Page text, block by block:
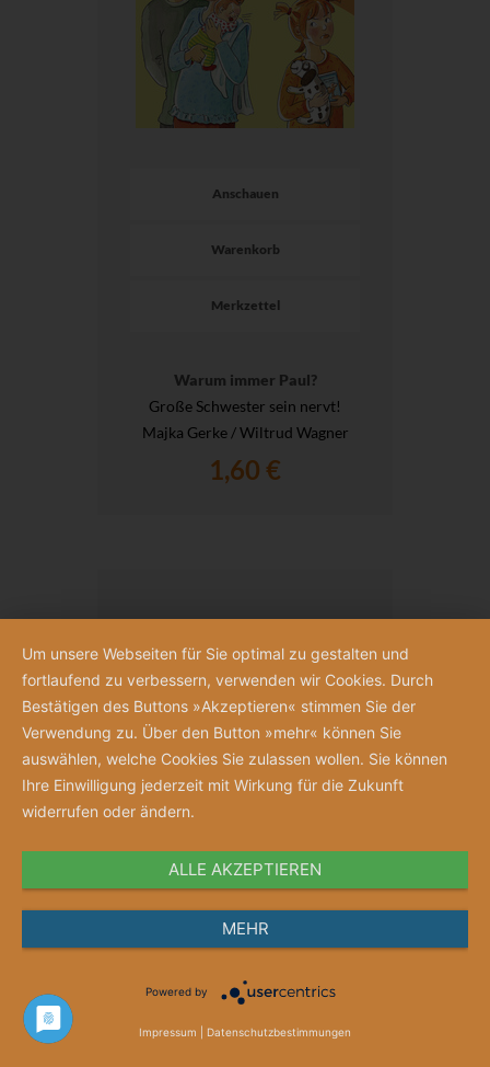
Anschauen
Warenkorb
Merkzettel
Warum immer Paul?
Große Schwester sein nervt!
Majka Gerke / Wiltrud Wagner
1,60 €
Anschauen
Merkzettel
Gutschein „Jubelnde Schwestern“
Um unsere Webseiten für Sie optimal zu gestalten und
fortlaufend zu verbessern, verwenden wir Cookies. Durch
Bestätigen des Buttons »Akzeptieren« stimmen Sie der
Verwendung zu. Über den Button »mehr« können Sie
auswählen, welche Cookies Sie zulassen wollen. Sie können
Ihre Einwilligung jederzeit mit Wirkung für die Zukunft
widerrufen oder ändern.
ALLE AKZEPTIEREN
MEHR
Powered by
Impressum Datenschutzbestimmungen